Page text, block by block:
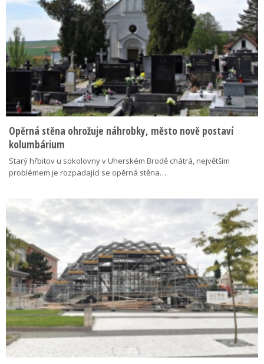
Opěrná stěna ohrožuje náhrobky, město nově postaví
kolumbárium
Starý hřbitov u sokolovny v Uherském Brodě chátrá, největším
problémem je rozpadající se opěrná stěna…